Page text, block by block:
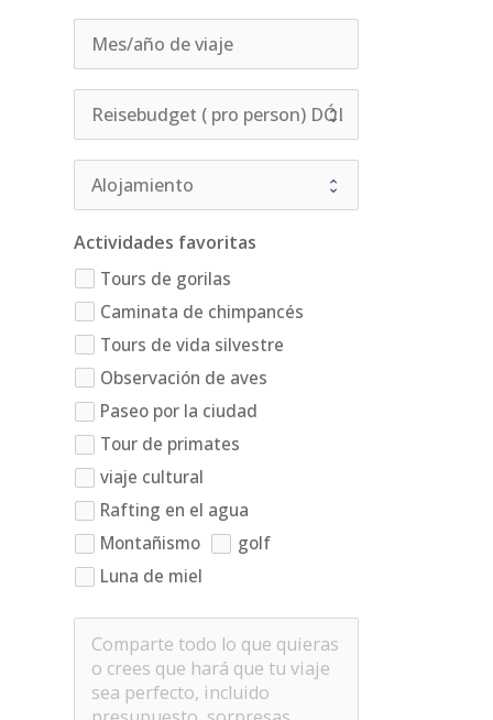
Actividades favoritas
Tours de gorilas
Caminata de chimpancés
Tours de vida silvestre
Observación de aves
Paseo por la ciudad
Tour de primates
viaje cultural
Rafting en el agua
Montañismo
golf
Luna de miel